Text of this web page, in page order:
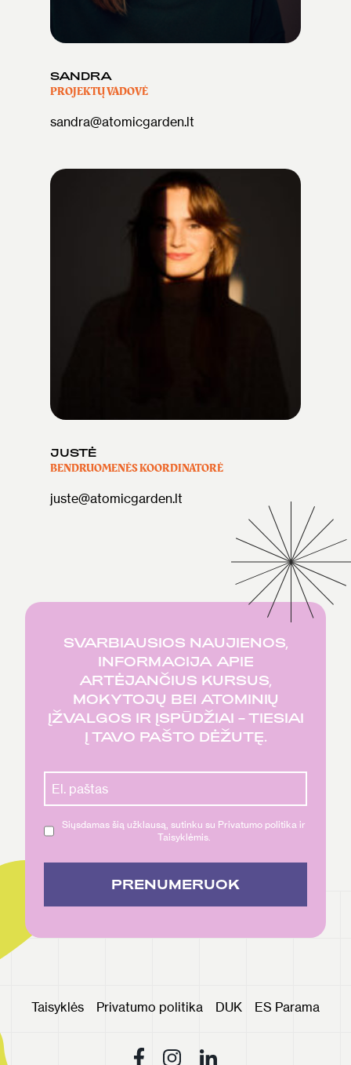
SANDRA
PROJEKTŲ VADOVĖ
sandra@atomicgarden.lt
JUSTĖ
BENDRUOMENĖS KOORDINATORĖ
juste@atomicgarden.lt
SVARBIAUSIOS NAUJIENOS,
INFORMACIJA APIE
ARTĖJANČIUS KURSUS,
MOKYTOJŲ BEI ATOMINIŲ
ĮŽVALGOS IR ĮSPŪDŽIAI – TIESIAI
Į TAVO PAŠTO DĖŽUTĘ.
Siųsdamas šią užklausą, sutinku su Privatumo politika ir
Taisyklėmis.
PRENUMERUOK
Taisyklės Privatumo politika DUK ES Parama